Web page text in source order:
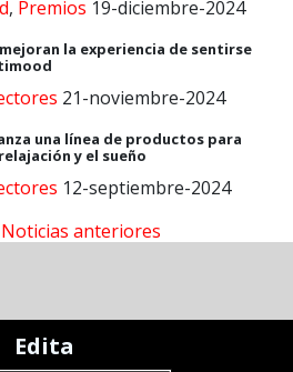
, Premios 19-diciembre-2024
la experiencia de sentirse
21-noviembre-2024
una línea de productos para
y el sueño
12-septiembre-2024
Noticias anteriores
Edita